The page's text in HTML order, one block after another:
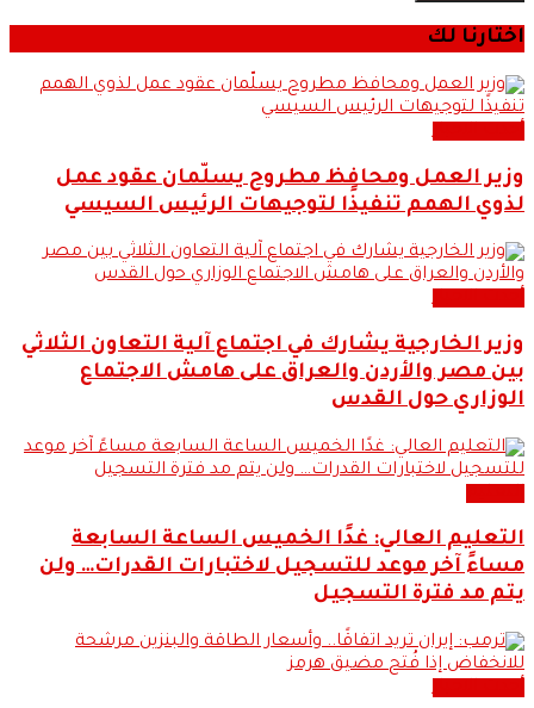
اختارنا لك
وزير العمل ومحافظ مطروح يسلّمان عقود عمل
لذوي الهمم تنفيذًا لتوجيهات الرئيس السيسي
وزير الخارجية يشارك في اجتماع آلية التعاون الثلاثي
بين مصر والأردن والعراق على هامش الاجتماع
الوزاري حول القدس
التعليم العالي: غدًا الخميس الساعة السابعة
مساءً آخر موعد للتسجيل لاختبارات القدرات… ولن
يتم مد فترة التسجيل